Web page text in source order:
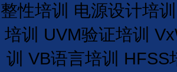
整性培训 电源设计培训
培训 UVM验证培训
训 VB语言培训 HFSS